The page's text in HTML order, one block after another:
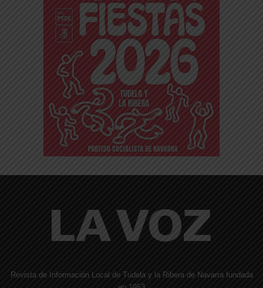
Revista de Información Local de Tudela y la Ribera de Navarra fundada